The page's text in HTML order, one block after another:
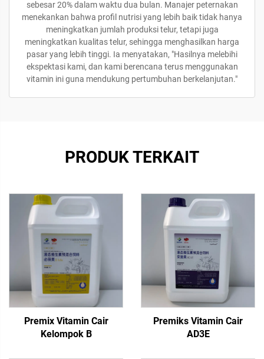
sebesar 20% dalam waktu dua bulan. Manajer peternakan
menekankan bahwa profil nutrisi yang lebih baik tidak hanya
meningkatkan jumlah produksi telur, tetapi juga
meningkatkan kualitas telur, sehingga menghasilkan harga
pasar yang lebih tinggi. Ia menyatakan, "Hasilnya melebihi
ekspektasi kami, dan kami berencana terus menggunakan
vitamin ini guna mendukung pertumbuhan berkelanjutan."
PRODUK TERKAIT
Premix Vitamin Cair
Kelompok B
Premiks Vitamin Cair
AD3E